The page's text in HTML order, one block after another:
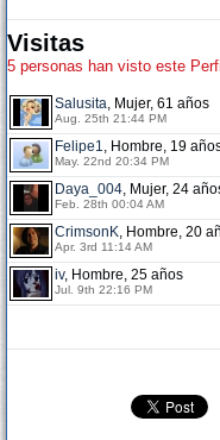
Visitas
5 personas han visto este Perfil
Salusita, Mujer, 61 años
Aug. 25th 21:44 PM
Felipe1, Hombre, 19
May. 22nd 20:34 PM
Daya_004, Mujer, 24
Feb. 28th 00:04 AM
CrimsonK, Hombre, 20
Apr. 3rd 11:14 AM
iv, Hombre, 25 años
Jul. 9th 22:16 PM